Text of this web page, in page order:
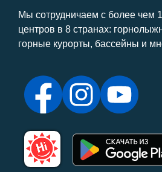
Мы сотрудничаем с более чем
центров в 8 странах:
горные курорты, бассейны и